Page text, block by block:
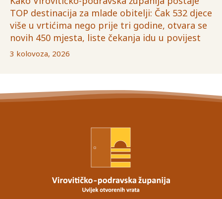
TOP destinacija za mlade obitelji: Čak 532 djece
više u vrtićima nego prije tri godine, otvara se
novih 450 mjesta, liste čekanja idu u povijest
3 kolovoza, 2026